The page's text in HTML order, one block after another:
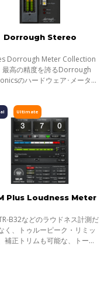
Dorrough Stereo
Dorrough Meter Collection
最高の精度を誇るDorrough
のハードウェア･メーター
ロフェッショナルなメータ
ー・プラグインです。 Dorr
Ultimate
Plus Loudness Meter
B32などのラウドネス計測だ
く、トゥルーピーク・リミッ
補正トリムも可能な、トータ